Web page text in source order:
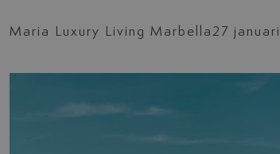
Maria Luxury Living Marbella27